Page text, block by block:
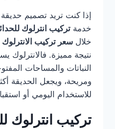
إذا كنت تريد تصميم حديقة
خدمة تركيب انترلوك
خلال سعر تركيب
نتيجة مميزة. فالانترلوك
النباتات والمساحات
ومريحة، ويجعل الحديقة
للاستخدام اليومي أو
تركيب انترلوك